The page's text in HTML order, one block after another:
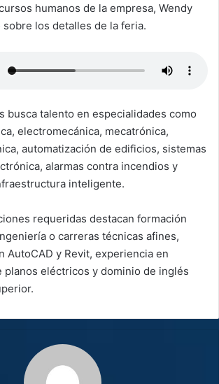
humanos de la empresa, Wendy
sobre los detalles de la feria.
busca talento en especialidades como
electromecánica, mecatrónica,
automatización de edificios, sistemas
alarmas contra incendios y
inteligente.
requeridas destacan formación
o carreras técnicas afines,
AutoCAD y Revit, experiencia en
planos eléctricos y dominio de inglés